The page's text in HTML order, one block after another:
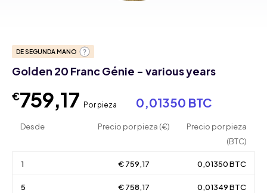
DE SEGUNDA MANO
Golden 20 Franc Génie - various years
€759,17 Por pieza 0,01350 BTC
Desde Precio por pieza (€)
Precio por pieza
(BTC)
1 € 759,17 0,01350 BTC
5 € 758,17 0,01349 BTC